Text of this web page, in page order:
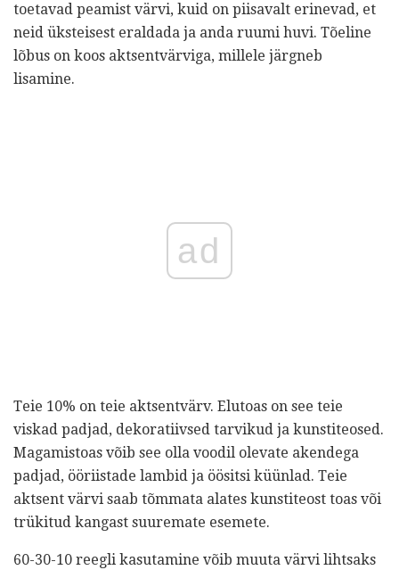
toetavad peamist värvi, kuid on piisavalt erinevad, et
neid üksteisest eraldada ja anda ruumi huvi. Tõeline
lõbus on koos aktsentvärviga, millele järgneb
lisamine.
ad
Teie 10% on teie aktsentvärv. Elutoas on see teie
viskad padjad, dekoratiivsed tarvikud ja kunstiteosed.
Magamistoas võib see olla voodil olevate akendega
padjad, ööriistade lambid ja öösitsi küünlad. Teie
aktsent värvi saab tõmmata alates kunstiteost toas või
trükitud kangast suuremate esemete.
60-30-10 reegli kasutamine võib muuta värvi lihtsaks